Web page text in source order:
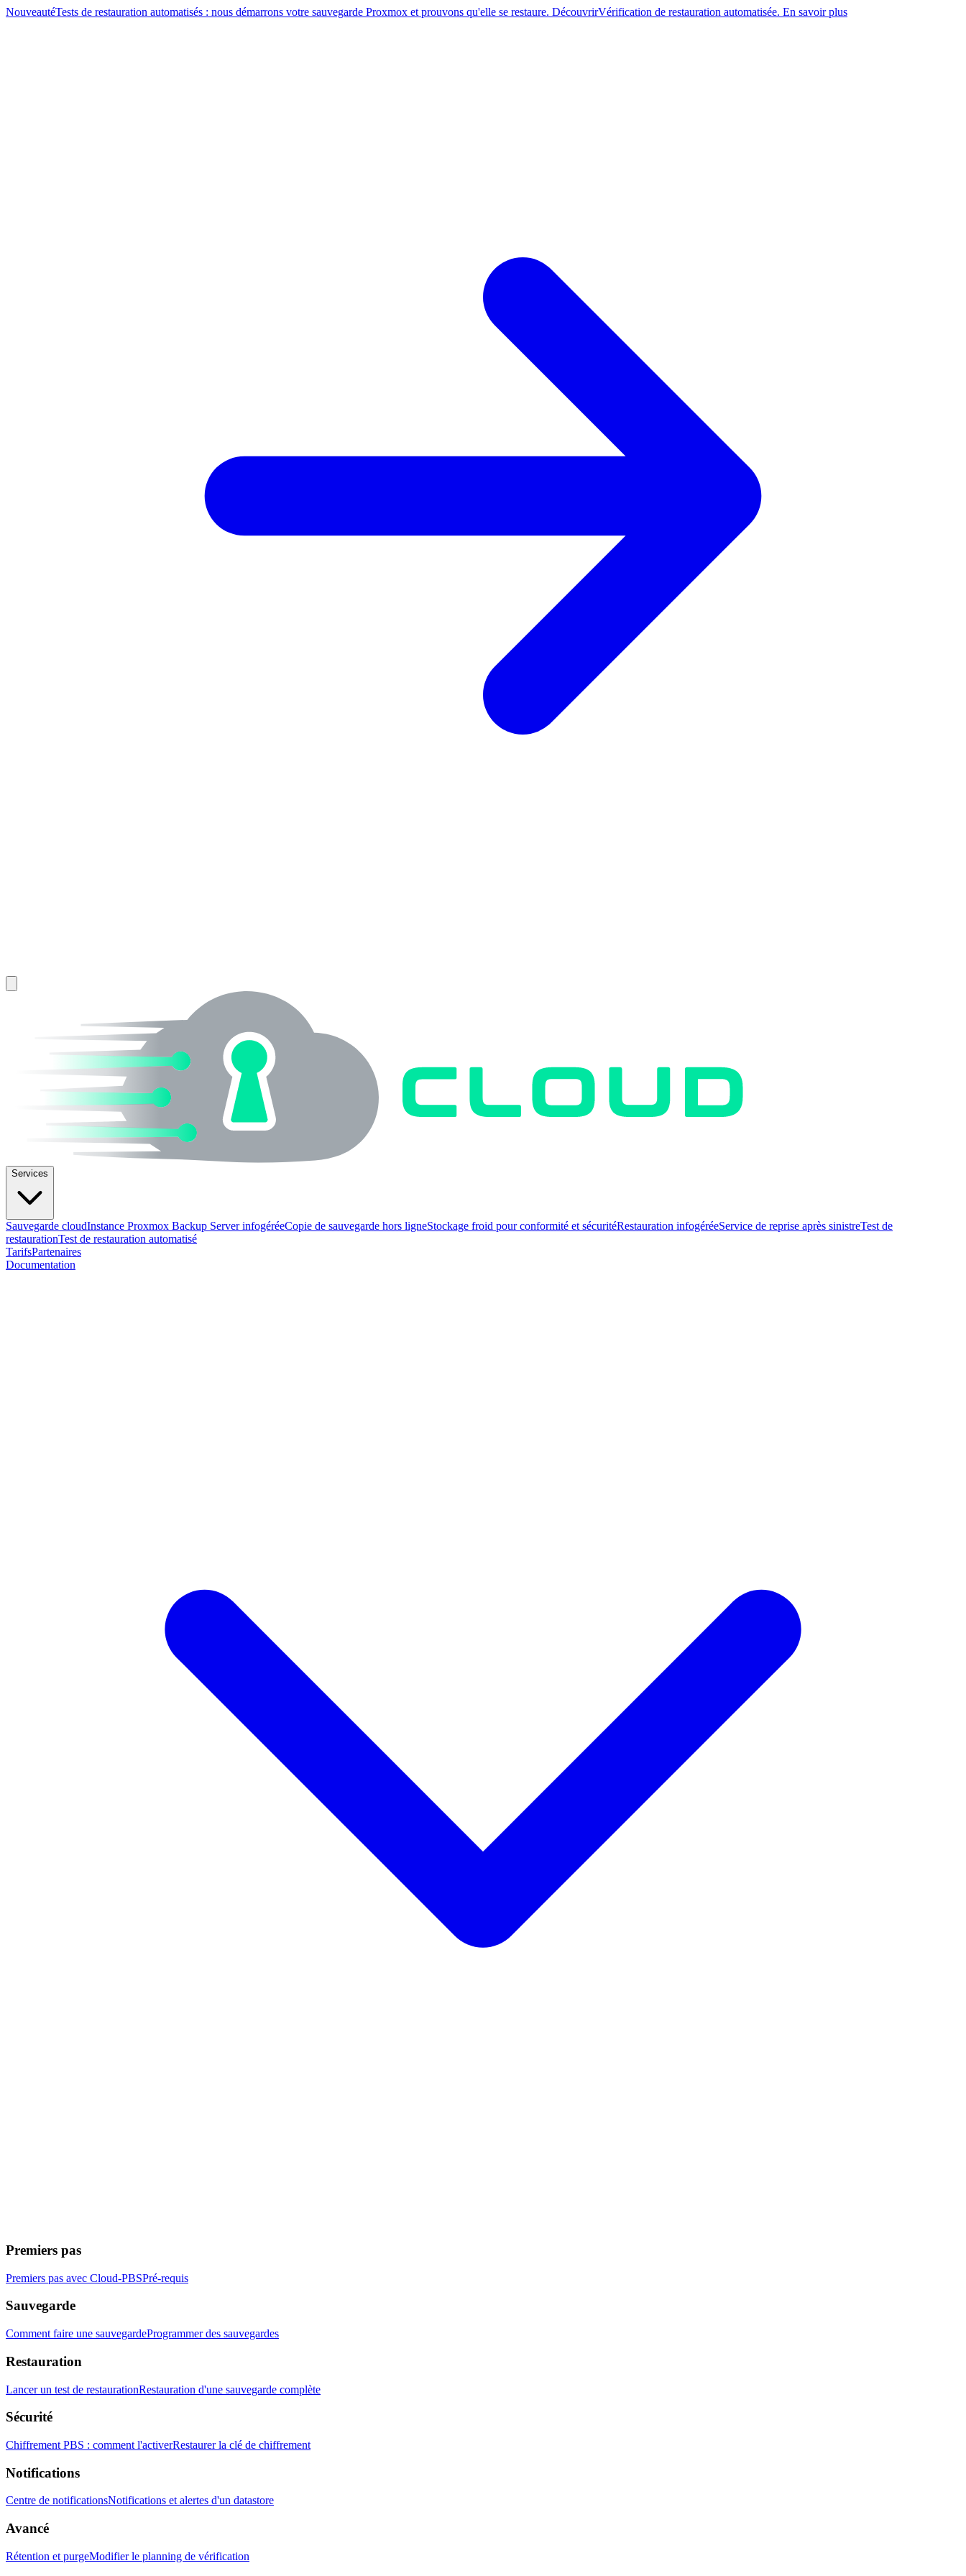
NouveautéTests de restauration automatisés : nous démarrons votre sauvegarde Proxmox et prouvons qu'elle se restaure. DécouvrirVérification de restauration automatisée. En savoir plus
Services
Sauvegarde cloudInstance Proxmox Backup Server infogéréeCopie de sauvegarde hors ligneStockage froid pour conformité et sécuritéRestauration infogéréeService de reprise après sinistreTest de
restaurationTest de restauration automatisé
TarifsPartenaires
Documentation
Premiers pas
Premiers pas avec Cloud-PBSPré-requis
Sauvegarde
Comment faire une sauvegardeProgrammer des sauvegardes
Restauration
Lancer un test de restaurationRestauration d'une sauvegarde complète
Sécurité
Chiffrement PBS : comment l'activerRestaurer la clé de chiffrement
Notifications
Centre de notificationsNotifications et alertes d'un datastore
Avancé
Rétention et purgeModifier le planning de vérification